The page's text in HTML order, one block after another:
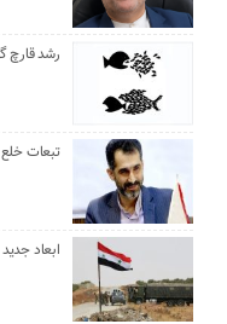
رشد قارچ
تبعات
ابعاد